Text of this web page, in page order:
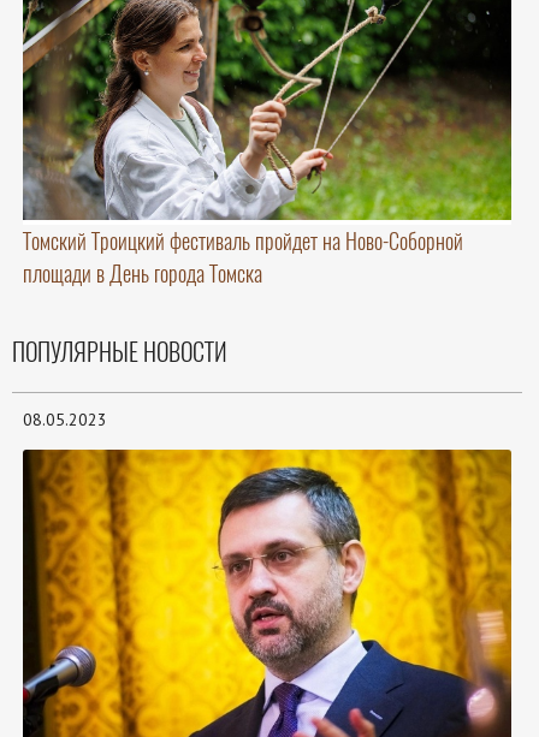
Томский Троицкий фестиваль пройдет на Ново-Соборной
площади в День города Томска
ПОПУЛЯРНЫЕ НОВОСТИ
08.05.2023